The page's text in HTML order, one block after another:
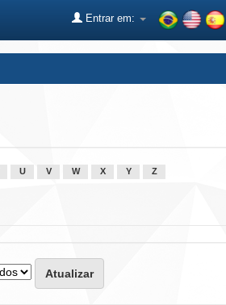
Entrar em:
U V W X Y Z